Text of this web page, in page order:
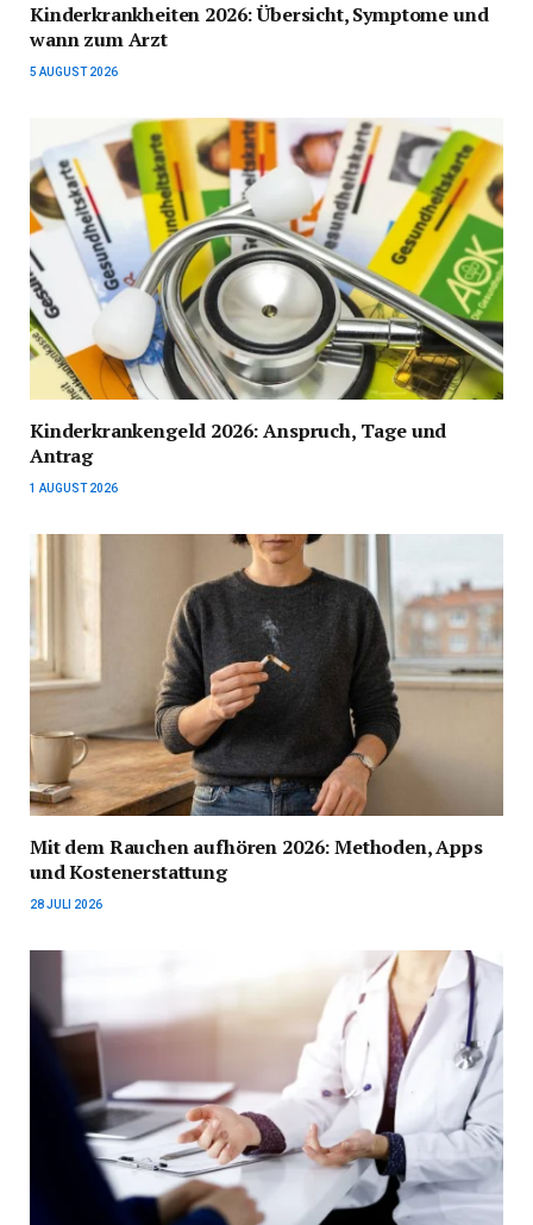
Kinderkrankheiten 2026: Übersicht, Symptome und
wann zum Arzt
5 AUGUST 2026
Kinderkrankengeld 2026: Anspruch, Tage und
Antrag
1 AUGUST 2026
Mit dem Rauchen aufhören 2026: Methoden, Apps
und Kostenerstattung
28 JULI 2026